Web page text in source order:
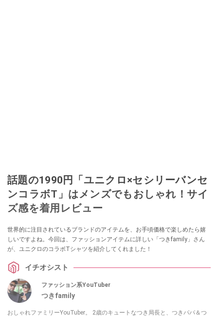
話題の1990円「ユニクロ×セシリーバンセ
ンコラボT」はメンズでもおしゃれ！サイ
ズ感を着用レビュー
世界的に注目されているブランドのアイテムを、お手頃価格で楽しめたら嬉
しいですよね。今回は、ファッションアイテムに詳しい「つきfamily」さん
が、ユニクロのコラボTシャツを紹介してくれました！
イチオシスト
ファッション系YouTuber
つきfamily
おしゃれファミリーYouTuber。 2歳のキュートなつき局長と、つきパパ＆つ